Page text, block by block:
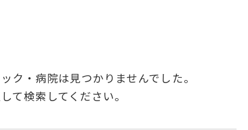
ク・病院は見つかりませんでした。
て検索してください。